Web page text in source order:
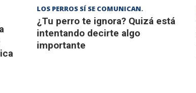
LOS PERROS SÍ SE COMUNICAN.
¿Tu perro te ignora? Quizá está
intentando decirte algo
importante